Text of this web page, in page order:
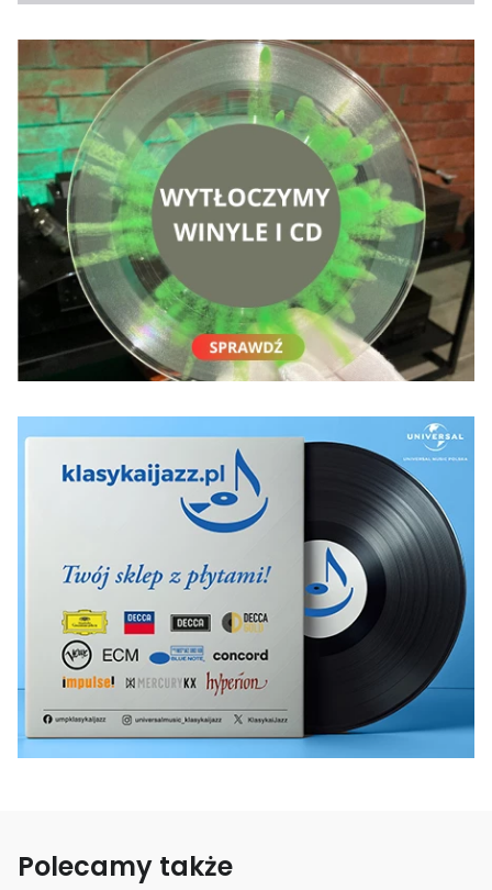
Polecamy także